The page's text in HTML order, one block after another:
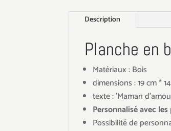
Description
Planche en
Matériaux : Bois
dimensions : 19 cm *
texte : 'Maman
Personnalisé avec
Possibilité de